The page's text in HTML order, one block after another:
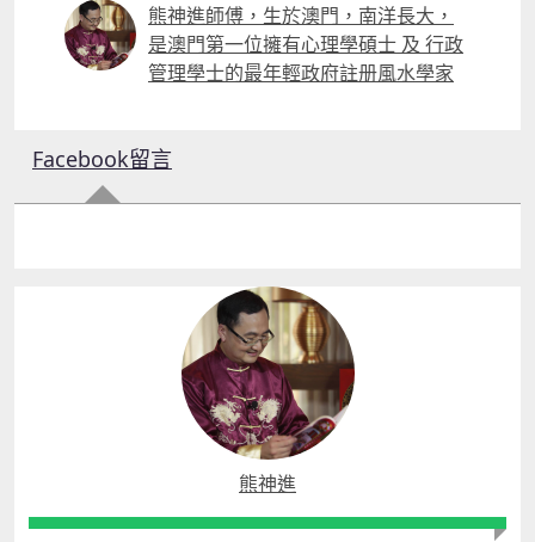
熊神進師傅，生於澳門，南洋長大，
是澳門第一位擁有心理學碩士 及 行政
管理學士的最年輕政府註册風水學家
Facebook留言
熊神進